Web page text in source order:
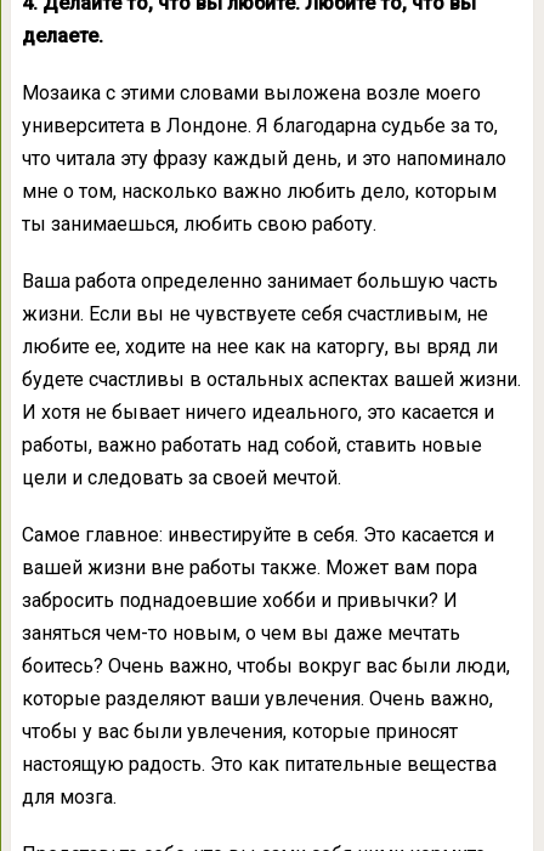
делаете.
Мозаика с этими словами выложена возле моего
университета в Лондоне. Я благодарна судьбе за то,
что читала эту фразу каждый день, и это напоминало
мне о том, насколько важно любить дело, которым
ты занимаешься, любить свою работу.
Ваша работа определенно занимает большую часть
жизни. Если вы не чувствуете себя счастливым, не
любите ее, ходите на нее как на каторгу, вы вряд ли
будете счастливы в остальных аспектах вашей жизни.
И хотя не бывает ничего идеального, это касается и
работы, важно работать над собой, ставить новые
цели и следовать за своей мечтой.
Самое главное: инвестируйте в себя. Это касается и
вашей жизни вне работы также. Может вам пора
забросить поднадоевшие хобби и привычки? И
заняться чем-то новым, о чем вы даже мечтать
боитесь? Очень важно, чтобы вокруг вас были люди,
которые разделяют ваши увлечения. Очень важно,
чтобы у вас были увлечения, которые приносят
настоящую радость. Это как питательные вещества
для мозга.